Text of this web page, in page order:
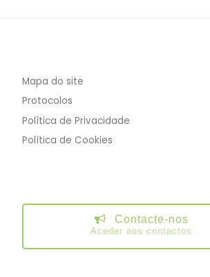
Mapa do site
Protocolos
Política de Privacidade
Política de Cookies
Contacte-nos
Aceder aos contactos